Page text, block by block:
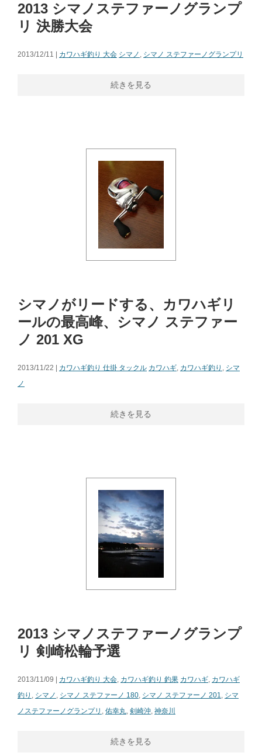
2013 シマノステファーノグランプ
リ 決勝大会
2013/12/11 | カワハギ釣り 大会 シマノ , シマノ ステファーノグランプリ
続きを見る
シマノがリードする、カワハギリ
ールの最高峰、シマノ ステファー
ノ 201 XG
2013/11/22 | カワハギ釣り 仕掛 タックル カワハギ, カワハギ釣り , シマ
ノ
続きを見る
2013 シマノステファーノグランプ
リ 剣崎松輪予選
2013/11/09 | カワハギ釣り 大会, カワハギ釣り 釣果 カワハギ, カワハギ
釣り , シマノ , シマノ ステファーノ 180, シマノ ステファーノ 201, シマ
ノステファーノグランプリ , 佑幸丸, 剣崎沖, 神奈川
続きを見る